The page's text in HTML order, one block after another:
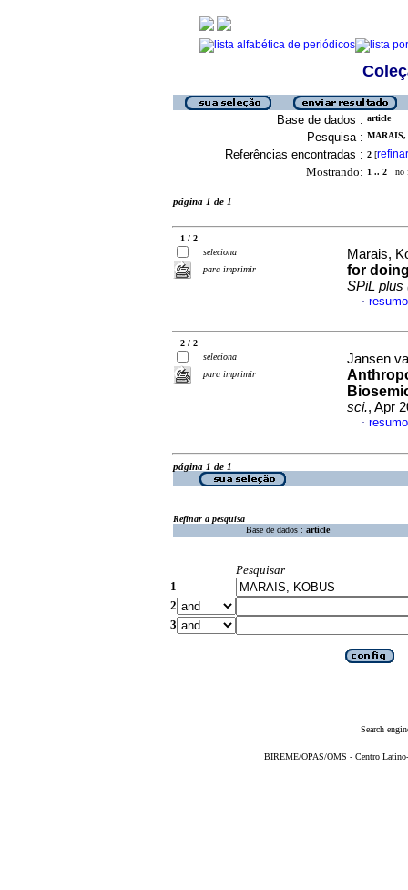
Base de dados : article
Pesquisa :
Referências encontradas : 2 [refinar
Mostrando: 1 .. 2 no
página 1 de 1
1 / 2
seleciona
para imprimir
Marais,
for
SPiL plus
·
2 / 2
seleciona
para imprimir
Jansen
sci., Apr
·
página 1 de 1
Refinar a pesquisa
Base de dados : article
Pesquisar
1
2
3
Search
BIREME/OPAS/OMS - Centro Latino-